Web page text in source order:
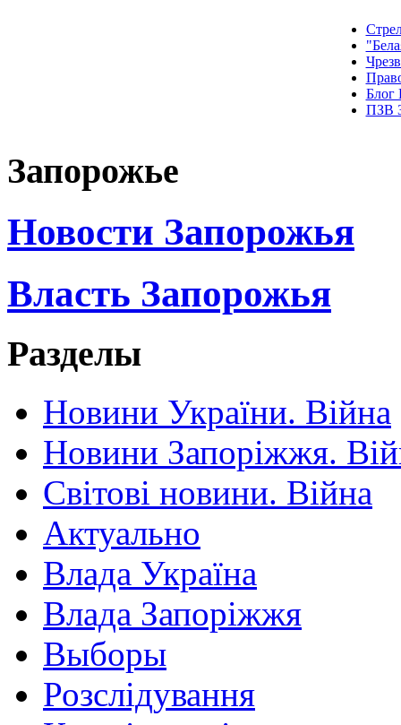
Блог
ПЗВ
Запорожье
Новости Запорожья
Власть Запорожья
Разделы
Новини України. Війна
Новини Запоріжжя.
Світові новини. Війна
Актуально
Влада Україна
Влада Запоріжжя
Выборы
Розслідування